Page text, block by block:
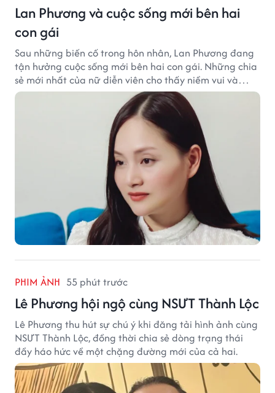
Lan Phương và cuộc sống mới bên hai
con gái
Sau những biến cố trong hôn nhân, Lan Phương đang
tận hưởng cuộc sống mới bên hai con gái. Những chia
sẻ mới nhất của nữ diễn viên cho thấy niềm vui và
hạnh phúc hiện tại đến từ những điều bình dị mỗi
PHIM ẢNH 55 phút trước
Lê Phương hội ngộ cùng NSƯT Thành Lộc
Lê Phương thu hút sự chú ý khi đăng tải hình ảnh cùng
NSƯT Thành Lộc, đồng thời chia sẻ dòng trạng thái
đầy háo hức về một chặng đường mới của cả hai.